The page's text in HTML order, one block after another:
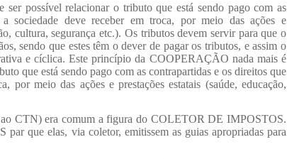
ser possível relacionar o tributo que está sendo pago com as
sociedade deve receber em troca, por meio das ações e
cultura, segurança etc.). Os tributos devem servir para que o
sendo que estes têm o dever de pagar os tributos, e assim o
e cíclica. Este princípio da COOPERAÇÃO nada mais é
que está sendo pago com as contrapartidas e os direitos que
por meio das ações e prestações estatais (saúde, educação,
ao CTN) era comum a figura do COLETOR DE IMPOSTOS.
que elas, via coletor, emitissem as guias apropriadas para